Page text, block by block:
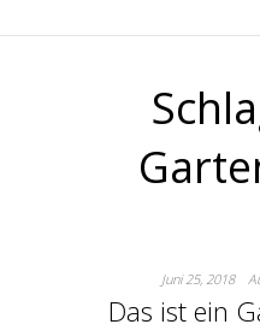
Juni 25, 2018
Das ist ein